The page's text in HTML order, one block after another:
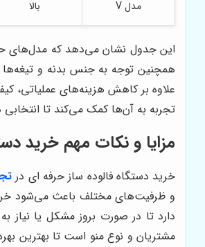
مدل V بالا
این جدول نشان می‌دهد که مدل‌های
همچنین توجه به جنس بدنه و تیغه‌ها
علاوه بر کاهش هزینه‌های عملیاتی،
تجربه به آن‌ها کمک می‌کند تا
مزایا و نکات مهم خرید
خرید دستگاه فالوده ساز حرفه ای در
و ظرفیت‌های مختلف باعث می‌شود
دارد تا در صورت بروز مشکل یا نیاز
مشتریان و نوع منو است تا بهترین